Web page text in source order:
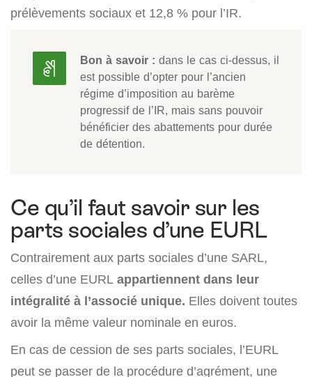
prélèvements sociaux et 12,8 % pour l’IR.
Bon à savoir : dans le cas ci-dessus, il
est possible d’opter pour l’ancien
régime d’imposition au barème
progressif de l’IR, mais sans pouvoir
bénéficier des abattements pour durée
de détention.
Ce qu’il faut savoir sur les
parts sociales d’une EURL
Contrairement aux parts sociales d’une SARL,
celles d’une EURL appartiennent dans leur
intégralité à l’associé unique. Elles doivent toutes
avoir la même valeur nominale en euros.
En cas de cession de ses parts sociales, l’EURL
peut se passer de la procédure d’agrément, une